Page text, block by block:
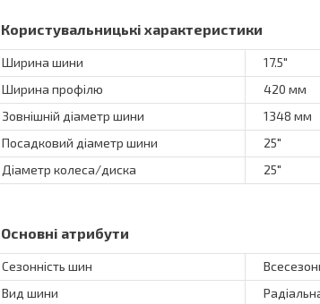
Користувальницькі характеристики
Ширина шини
17.5"
Ширина профілю
420 мм
Зовнішній діаметр шини
1348 мм
Посадковий діаметр шини
25"
Діаметр колеса/диска
25"
Основні атрибути
Сезонність шин
Вид шини